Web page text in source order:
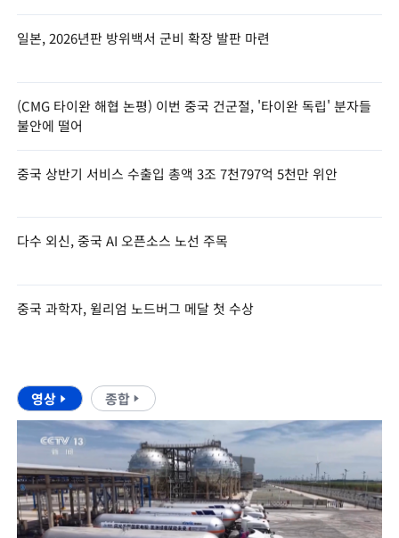
일본, 2026년판 방위백서 군비 확장 발판 마련
(CMG 타이완 해협 논평) 이번 중국 건군절, '타이완 독립' 분자들
불안에 떨어
중국 상반기 서비스 수출입 총액 3조 7천797억 5천만 위안
다수 외신, 중국 AI 오픈소스 노선 주목
중국 과학자, 윌리엄 노드버그 메달 첫 수상
영상 종합